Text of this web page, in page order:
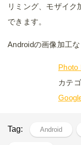
リミング、モザイク
できます。
Androidの画像加工
Photo
カテ
Tag: Android